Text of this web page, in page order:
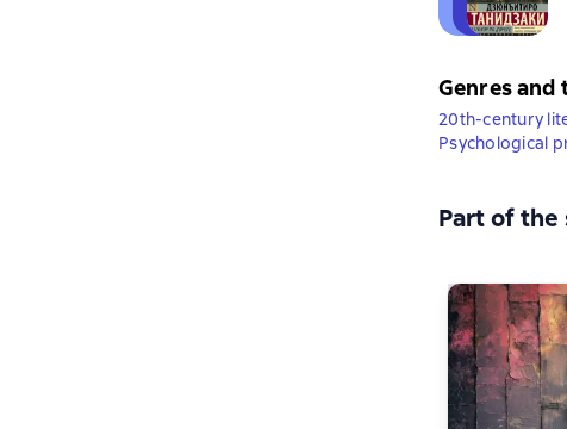
Genres and
20th-century
Psychological
Part of the